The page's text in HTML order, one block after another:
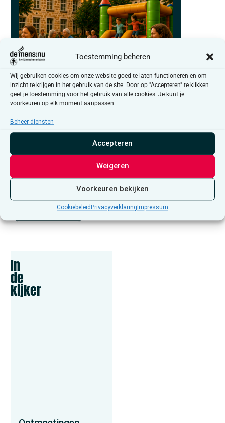
Toestemming beheren
Wij gebruiken cookies om onze website goed te laten functioneren en om
inzicht te krijgen in het gebruik van de site. Door op "Accepteren" te klikken
geef je toestemming voor het gebruik van alle cookies. Je kunt je
voorkeuren op elk moment aanpassen.
Beheer diensten
Accepteren
Weigeren
Voorkeuren bekijken
Cookiebeleid Privacyverklaring Impressum
30 september
Indian Summer: Buurtluck
Blijf op de hoogte van de activiteiten
in Tienen
schrijf me in
In
de
kijker